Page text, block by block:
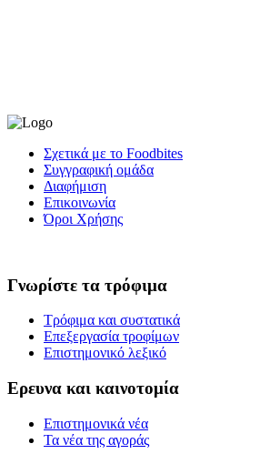
Σχετικά με το Foodbites
Συγγραφική ομάδα
Διαφήμιση
Επικοινωνία
Όροι Χρήσης
Γνωρίστε τα τρόφιμα
Τρόφιμα και συστατικά
Επεξεργασία τροφίμων
Επιστημονικό λεξικό
Ερευνα και καινοτομία
Επιστημονικά νέα
Τα νέα της αγοράς